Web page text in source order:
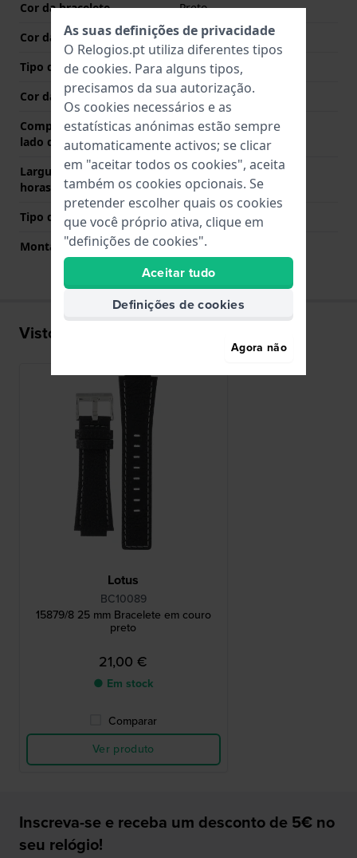
Cor da bracelete
Preto
Cor das costuras
Cinzento
Tipo de Fecho
Fecho
Cor da fivela
Prata
Comprimento de banda no
lado das 12 horas
75 mm
Largura de banda lado 6
horas (mm)
110 mm
Tipo de montagem
Pinos de pressão
Montagem Reta
Não
Visto recentemente
Lotus
BC10089
15879/8 25 mm Bracelete em couro
preto
21,00 €
● Em stock
Comparar
Ver produto
Inscreva-se e receba um desconto de 5€ no
seu relógio!
As suas definições de privacidade
O Relogios.pt utiliza diferentes tipos
de cookies. Para alguns tipos,
precisamos da sua autorização.
Os cookies necessários e as
estatísticas anónimas estão sempre
automaticamente activos; se clicar
em "aceitar todos os cookies", aceita
também os cookies opcionais. Se
pretender escolher quais os cookies
que você próprio ativa, clique em
"definições de cookies".
Aceitar tudo
Definições de cookies
Agora não